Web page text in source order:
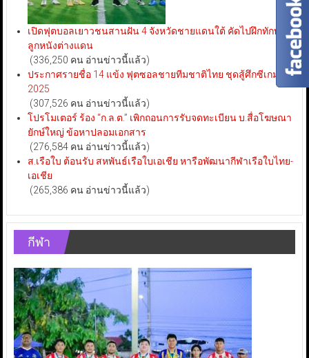
เปิดฟุตบอลเยาวชนสานฝัน 4 จังหวัดชายแดนใต้ คัดไปฝึกทักษะ
ลูกหนังต่างแดน
(336,250 คน อ่านข่าวนี้แล้ว)
ประกาศรายชื่อ 14 แข้ง ฟุตซอลชายทีมชาติไทย ชุดสู้ศึกซีเกมส์
2025
(307,526 คน อ่านข่าวนี้แล้ว)
โปรโมเตอร์ ร้อง “ก.ล.ต.” เพิกถอนการรับจดทะเบียน บ.สื่อโฆษณา
ยักษ์ใหญ่ ข้อหาปลอมเอกสาร
(276,584 คน อ่านข่าวนี้แล้ว)
ส.เรือใบ ต้อนรับ สหพันธ์เรือใบเอเชีย หารือพัฒนากีฬาเรือใบไทย-
เอเชีย
(265,386 คน อ่านข่าวนี้แล้ว)
กีฬา